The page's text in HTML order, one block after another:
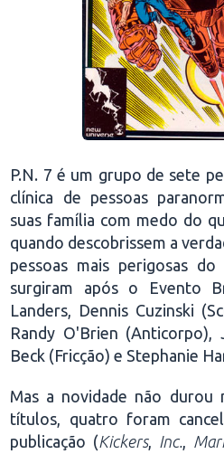
P.N. 7 é um grupo de sete
clínica de pessoas
suas família com medo do
quando descobrissem a
pessoas mais perigosas
surgiram após o Evento
Landers, Dennis Cuzinski
Randy O'Brien
Beck (Fricção) e Stephanie
Mas a novidade não
títulos, quatro foram
publicação (Kickers, Inc.,